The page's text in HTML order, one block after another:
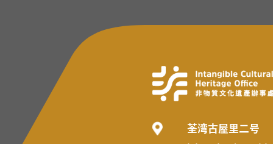
荃湾古屋里二号